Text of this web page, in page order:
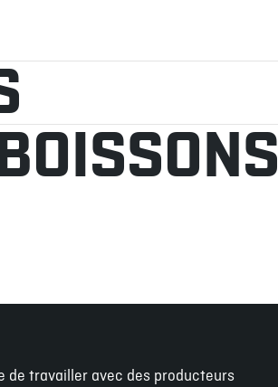
de travailler avec des producteurs